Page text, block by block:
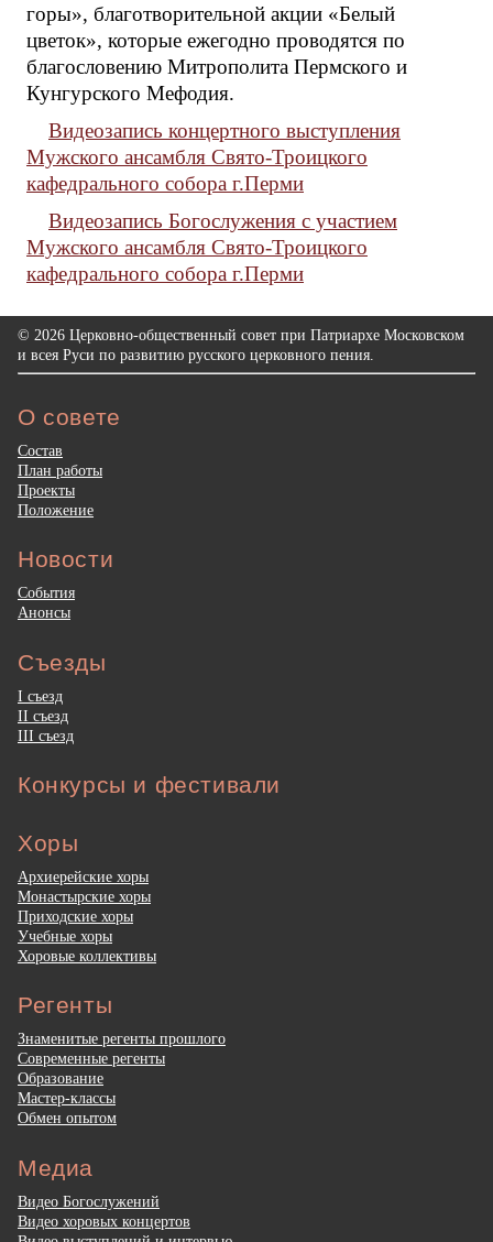
горы», благотворительной акции «Белый
цветок», которые ежегодно проводятся по
благословению Митрополита Пермского и
Кунгурского Мефодия.
Видеозапись концертного выступления
Мужского ансамбля Свято-Троицкого
кафедрального собора г.Перми
Видеозапись Богослужения с участием
Мужского ансамбля Свято-Троицкого
кафедрального собора г.Перми
© 2026 Церковно-общественный совет при Патриархе Московском
и всея Руси по развитию русского церковного пения.
О совете
Состав
План работы
Проекты
Положение
Новости
События
Анонсы
Съезды
I съезд
II съезд
III съезд
Конкурсы и фестивали
Хоры
Архиерейские хоры
Монастырские хоры
Приходские хоры
Учебные хоры
Хоровые коллективы
Регенты
Знаменитые регенты прошлого
Современные регенты
Образование
Мастер-классы
Обмен опытом
Медиа
Видео Богослужений
Видео хоровых концертов